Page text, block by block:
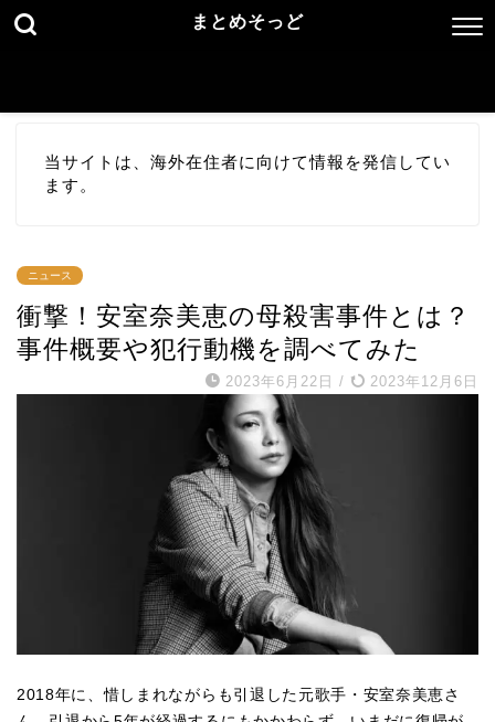
まとめそっど
当サイトは、海外在住者に向けて情報を発信してい
ます。
ニュース
衝撃！安室奈美恵の母殺害事件とは？
事件概要や犯行動機を調べてみた
2023年6月22日 / 2023年12月6日
2018年に、惜しまれながらも引退した元歌手・安室奈美恵さ